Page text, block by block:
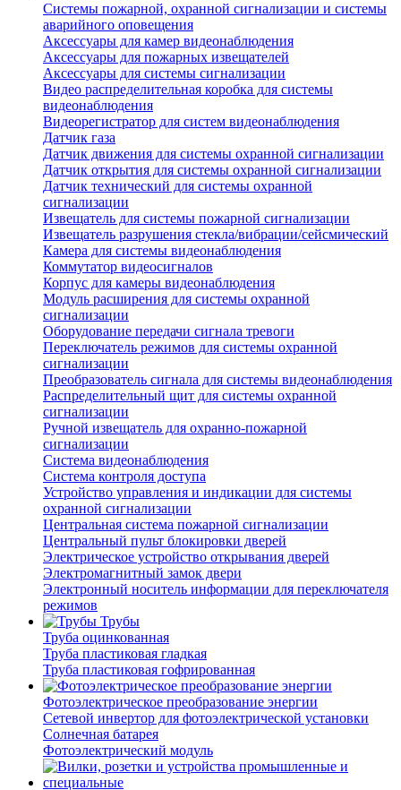
Системы пожарной, охранной сигнализации и системы
аварийного оповещения
Аксессуары для камер видеонаблюдения
Аксессуары для пожарных извещателей
Аксессуары для системы сигнализации
Видео распределительная коробка для системы
видеонаблюдения
Видеорегистратор для систем видеонаблюдения
Датчик газа
Датчик движения для системы охранной сигнализации
Датчик открытия для системы охранной сигнализации
Датчик технический для системы охранной
сигнализации
Извещатель для системы пожарной сигнализации
Извещатель разрушения стекла/вибрации/сейсмический
Камера для системы видеонаблюдения
Коммутатор видеосигналов
Корпус для камеры видеонаблюдения
Модуль расширения для системы охранной
сигнализации
Оборудование передачи сигнала тревоги
Переключатель режимов для системы охранной
сигнализации
Преобразователь сигнала для системы видеонаблюдения
Распределительный щит для системы охранной
сигнализации
Ручной извещатель для охранно-пожарной
сигнализации
Система видеонаблюдения
Система контроля доступа
Устройство управления и индикации для системы
охранной сигнализации
Центральная система пожарной сигнализации
Центральный пульт блокировки дверей
Электрическое устройство открывания дверей
Электромагнитный замок двери
Электронный носитель информации для переключателя
режимов
Трубы
Труба оцинкованная
Труба пластиковая гладкая
Труба пластиковая гофрированная
Фотоэлектрическое преобразование энергии
Сетевой инвертор для фотоэлектрической установки
Солнечная батарея
Фотоэлектрический модуль